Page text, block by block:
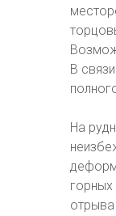
В
На